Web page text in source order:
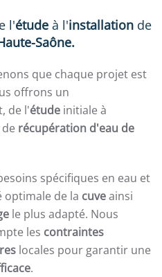
l'étude à l'installation de
Saône.
que chaque projet est
offrons un
de l'étude initiale à
récupération d'eau de
spécifiques en eau et
optimale de la cuveainsi
le plus adapté. Nous
les contraintes
locales pour garantir une
.